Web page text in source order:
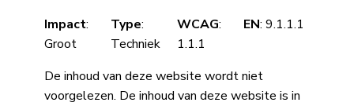
Impact:
Groot
Type:
Techniek
WCAG:
1.1.1
EN: 9.1.1.1
De inhoud van deze website wordt niet
voorgelezen. De inhoud van deze website is in